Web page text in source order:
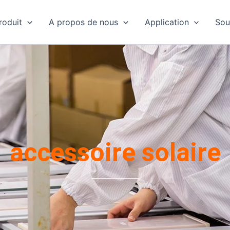
A propos de nous Application
accessoire solaire